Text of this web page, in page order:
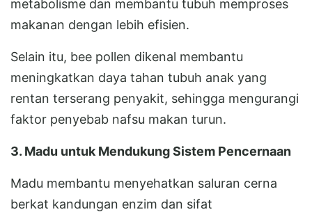
metabolisme dan membantu tubuh memproses
makanan dengan lebih efisien.
Selain itu, bee pollen dikenal membantu
meningkatkan daya tahan tubuh anak yang
rentan terserang penyakit, sehingga mengurangi
faktor penyebab nafsu makan turun.
3. Madu untuk Mendukung Sistem Pencernaan
Madu membantu menyehatkan saluran cerna
berkat kandungan enzim dan sifat